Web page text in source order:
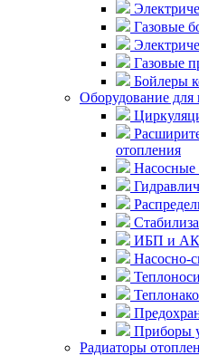
Газовые
Газовые
Бойлеры
Оборудование для
отопления
ИБП и
Насосно-
Приборы
Радиаторы